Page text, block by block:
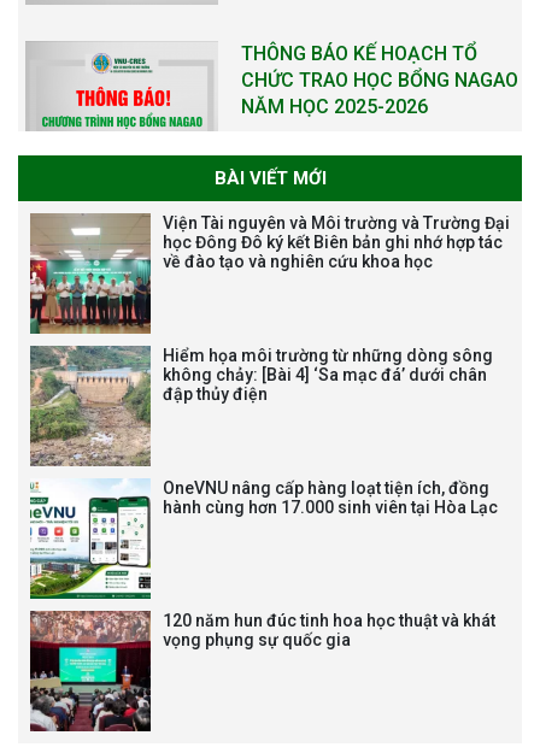
VIỆN (1985-2025) VÀ ĐÓN
NHẬN HUÂN CHƯƠNG LAO
ĐỘNG HẠNG BA
Tạm dừng công tác tuyển dụng
viên chức, người lao động các
vị trí việc làm chức danh nghề
Bảo vệ luận án tiến sĩ của NCS
BÀI VIẾT MỚI
Viện Tài nguyên và Môi trường và Trường Đại
học Đông Đô ký kết Biên bản ghi nhớ hợp tác
về đào tạo và nghiên cứu khoa học
Hiểm họa môi trường từ những dòng sông
không chảy: [Bài 4] ‘Sa mạc đá’ dưới chân
đập thủy điện
OneVNU nâng cấp hàng loạt tiện ích, đồng
hành cùng hơn 17.000 sinh viên tại Hòa Lạc
120 năm hun đúc tinh hoa học thuật và khát
vọng phụng sự quốc gia